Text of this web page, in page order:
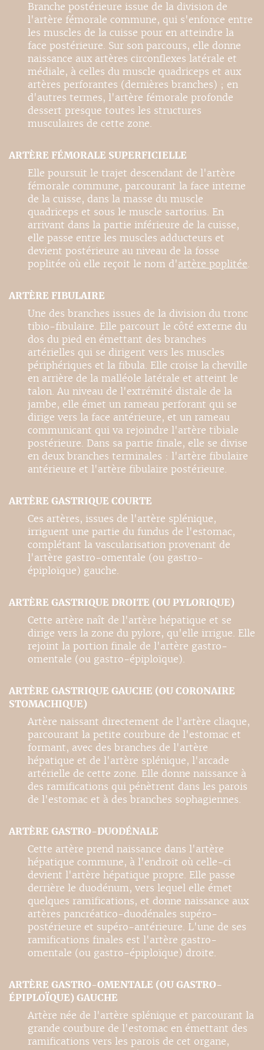
Branche postérieure issue de la division de
l'artère fémorale commune, qui s'enfonce entre
les muscles de la cuisse pour en atteindre la
face postérieure. Sur son parcours, elle donne
naissance aux artères circonflexes latérale et
médiale, à celles du muscle quadriceps et aux
artères perforantes (dernières branches) ; en
d'autres termes, l'artère fémorale profonde
dessert presque toutes les structures
musculaires de cette zone.
ARTÈRE FÉMORALE SUPERFICIELLE
Elle poursuit le trajet descendant de l'artère
fémorale commune, parcourant la face interne
de la cuisse, dans la masse du muscle
quadriceps et sous le muscle sartorius. En
arrivant dans la partie inférieure de la cuisse,
elle passe entre les muscles adducteurs et
devient postérieure au niveau de la fosse
poplitée où elle reçoit le nom d'artère poplitée.
ARTÈRE FIBULAIRE
Une des branches issues de la division du tronc
tibio-fibulaire. Elle parcourt le côté externe du
dos du pied en émettant des branches
artérielles qui se dirigent vers les muscles
périphériques et la fibula. Elle croise la cheville
en arrière de la malléole latérale et atteint le
talon. Au niveau de l'extrémité distale de la
jambe, elle émet un rameau perforant qui se
dirige vers la face antérieure, et un rameau
communicant qui va rejoindre l'artère tibiale
postérieure. Dans sa partie finale, elle se divise
en deux branches terminales : l'artère fibulaire
antérieure et l'artère fibulaire postérieure.
ARTÈRE GASTRIQUE COURTE
Ces artères, issues de l'artère splénique,
irriguent une partie du fundus de l'estomac,
complétant la vascularisation provenant de
l'artère gastro-omentale (ou gastro-
épiploïque) gauche.
ARTÈRE GASTRIQUE DROITE (OU PYLORIQUE)
Cette artère naît de l'artère hépatique et se
dirige vers la zone du pylore, qu'elle irrigue. Elle
rejoint la portion finale de l'artère gastro-
omentale (ou gastro-épiploïque).
ARTÈRE GASTRIQUE GAUCHE (OU CORONAIRE
STOMACHIQUE)
Artère naissant directement de l'artère cliaque,
parcourant la petite courbure de l'estomac et
formant, avec des branches de l'artère
hépatique et de l'artère splénique, l'arcade
artérielle de cette zone. Elle donne naissance à
des ramifications qui pénètrent dans les parois
de l'estomac et à des branches sophagiennes.
ARTÈRE GASTRO-DUODÉNALE
Cette artère prend naissance dans l'artère
hépatique commune, à l'endroit où celle-ci
devient l'artère hépatique propre. Elle passe
derrière le duodénum, vers lequel elle émet
quelques ramifications, et donne naissance aux
artères pancréatico-duodénales supéro-
postérieure et supéro-antérieure. L'une de ses
ramifications finales est l'artère gastro-
omentale (ou gastro-épiploïque) droite.
ARTÈRE GASTRO-OMENTALE (OU GASTRO-
ÉPIPLOÏQUE) GAUCHE
Artère née de l'artère splénique et parcourant la
grande courbure de l'estomac en émettant des
ramifications vers les parois de cet organe,